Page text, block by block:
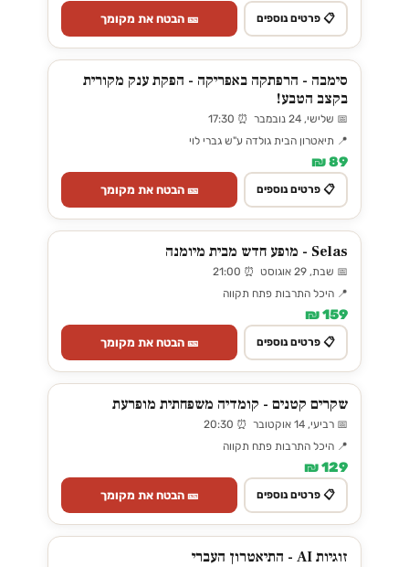
📋 פרטים נוספים 🎫 הבטח את מקומך
סימבה - הרפתקה באפריקה - הפקת ענק מקורית
בקצב הטבע!
📅 שלישי, 24 נובמבר ⏰ 17:30
📍 תיאטרון הבית גולדה ע"ש גברי לוי
89 ₪
📋 פרטים נוספים 🎫 הבטח את מקומך
Selas - מופע חדש מבית מיומנה
📅 שבת, 29 אוגוסט ⏰ 21:00
📍 היכל התרבות פתח תקווה
159 ₪
📋 פרטים נוספים 🎫 הבטח את מקומך
שקרים קטנים - קומדיה משפחתית מופרעת
📅 רביעי, 14 אוקטובר ⏰ 20:30
📍 היכל התרבות פתח תקווה
129 ₪
📋 פרטים נוספים 🎫 הבטח את מקומך
זוגיות AI - התיאטרון העברי